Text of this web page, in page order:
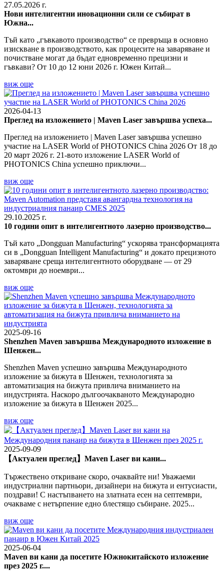
27.05.2026 г.
Нови интелигентни иновационни сили се събират в
Южна...
Тъй като „гъвкавото производство“ се превръща в основно
изискване в производството, как процесите на заваряване и
почистване могат да бъдат едновременно прецизни и
гъвкави? От 10 до 12 юни 2026 г. Южен Китай...
виж още
2026-04-13
Преглед на изложението | Maven Laser завършва успеха...
Преглед на изложението | Maven Laser завършва успешно
участие на LASER World of PHOTONICS China 2026 От 18 до
20 март 2026 г. 21-вото изложение LASER World of
PHOTONICS China успешно приключи...
виж още
29.10.2025 г.
10 години опит в интелигентното лазерно производство...
Тъй като „Dongguan Manufacturing“ ускорява трансформацията
си в „Dongguan Intelligent Manufacturing“ и докато прецизното
заваряване среща интелигентното оборудване — от 29
октомври до ноември...
виж още
2025-09-16
Shenzhen Maven завършва Международното изложение в
Шенжен...
Shenzhen Maven успешно завършва Международното
изложение за бижута в Шенжен, технологията за
автоматизация на бижута привлича вниманието на
индустрията. Наскоро дългоочакваното Международно
изложение за бижута в Шенжен 2025...
виж още
2025-09-09
【Актуален преглед】Maven Laser ви кани...
Тържествено откриване скоро, очаквайте ни! Уважаеми
индустриални партньори, дизайнери на бижута и ентусиасти,
поздрави! С настъпването на златната есен на септември,
очакваме с нетърпение едно блестящо събиране. 2025...
виж още
2025-06-04
Maven ви кани да посетите Южнокитайското изложение
през 2025 г....